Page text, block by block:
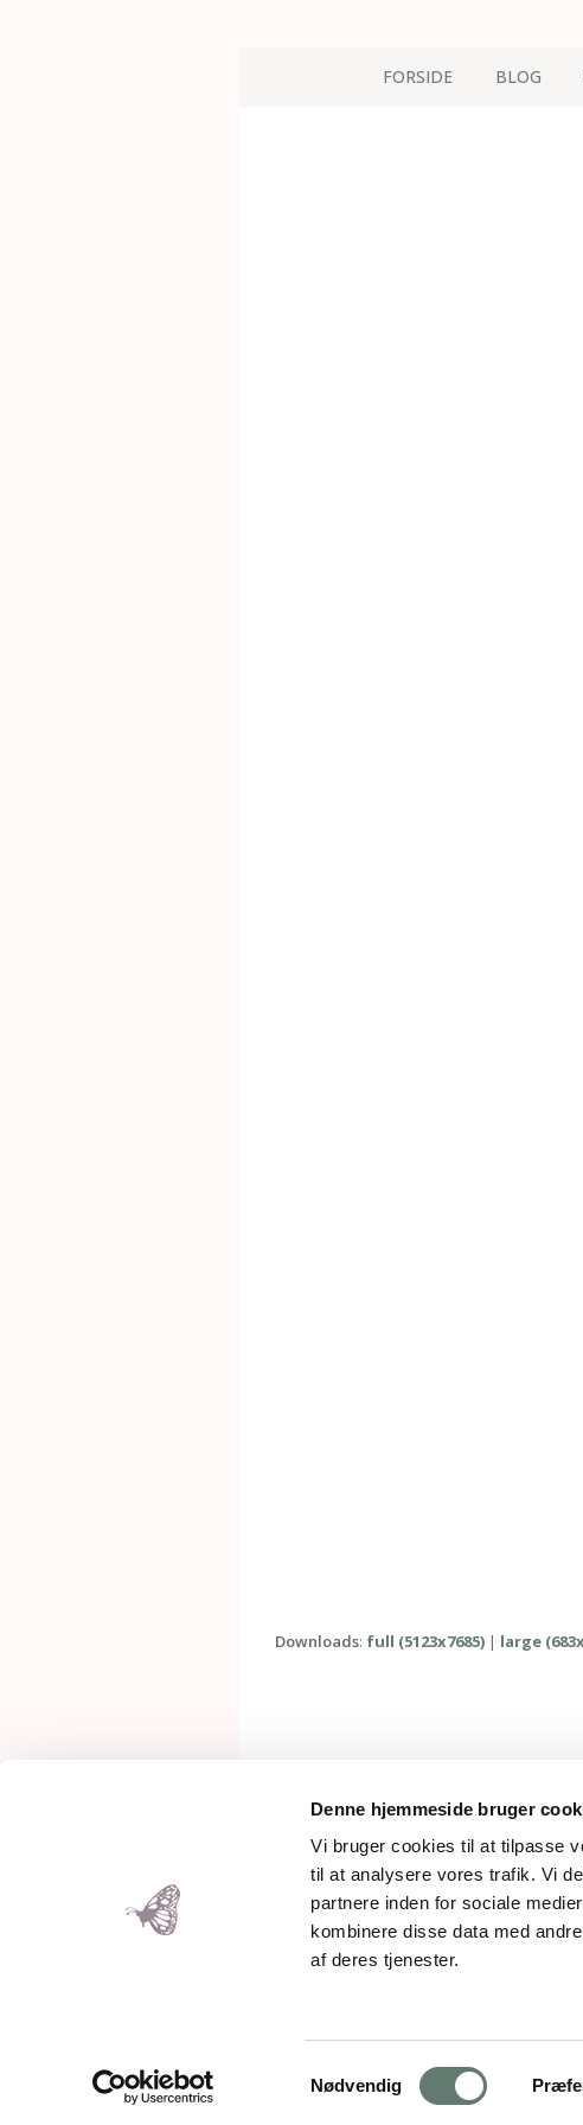
Denne hjemmeside bruger
Vi bruger cookies til at tilpasse
til at analysere vores trafik. Vi
partnere inden for sociale
kombinere disse data med
af deres tjenester.
Samtykkevalg
Nødvendig
FORSIDE BLOG
Downloads: full (5123x7685) | large